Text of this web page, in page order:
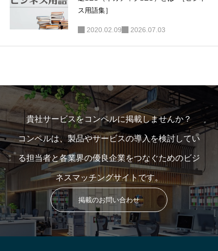
ス用語集］
2020.02.09 2026.07.03
貴社サービスをコンペルに掲載しませんか？
コンペルは、製品やサービスの導入を検討してい
る担当者と各業界の優良企業をつなぐためのビジ
ネスマッチングサイトです。
掲載のお問い合わせ